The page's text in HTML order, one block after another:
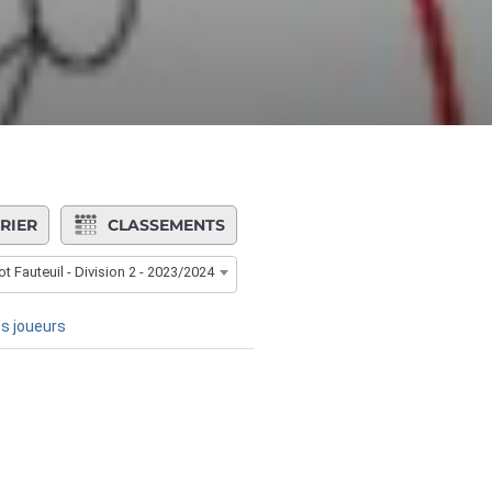
CLASSEMENTS
Fauteuil - Division 2 - 2023/2024
joueurs